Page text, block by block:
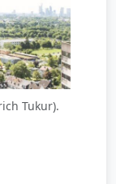
Tukur).